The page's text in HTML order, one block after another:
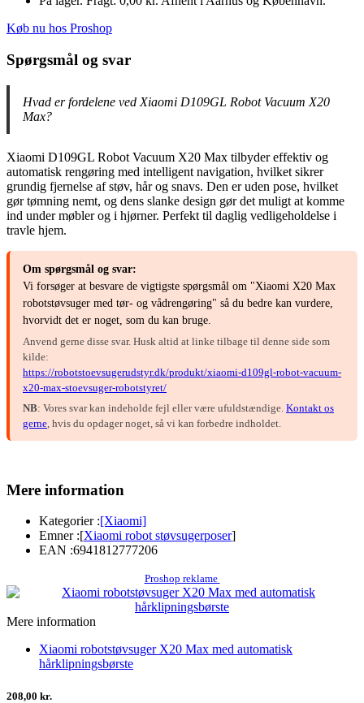
Køb nu hos Proshop
Spørgsmål og svar
Hvad er fordelene ved Xiaomi D109GL Robot Vacuum X20
Max?
Xiaomi D109GL Robot Vacuum X20 Max tilbyder effektiv og
automatisk rengøring med intelligent navigation, hvilket sikrer
grundig fjernelse af støv, hår og snavs. Den er uden pose, hvilket
gør tømning nemt, og dens slanke design gør det muligt at komme
ind under møbler og i hjørner. Perfekt til daglig vedligeholdelse i
travle hjem.
Om spørgsmål og svar:
Vi forsøger at besvare de vigtigste spørgsmål om "Xiaomi X20 Max
robotstøvsuger med tør- og vådrengøring" så du bedre kan vurdere,
hvorvidt det er noget, som du kan bruge.
Anvend gerne disse svar. Husk altid at linke tilbage til denne side som
kilde:
https://robotstoevsugerudstyr.dk/produkt/xiaomi-d109gl-robot-vacuum-
x20-max-stoevsuger-robotstyret/
NB: Vores svar kan indeholde fejl eller være ufuldstændige. Kontakt os
gerne , hvis du opdager noget, så vi kan forbedre indholdet.
Mere information
Kategorier :[Xiaomi]
Emner :[Xiaomi robot støvsugerposer]
EAN :6941812777206
Proshop reklame
Mere information
Xiaomi robotstøvsuger X20 Max med automatisk
hårklipningsbørste
208,00 kr.